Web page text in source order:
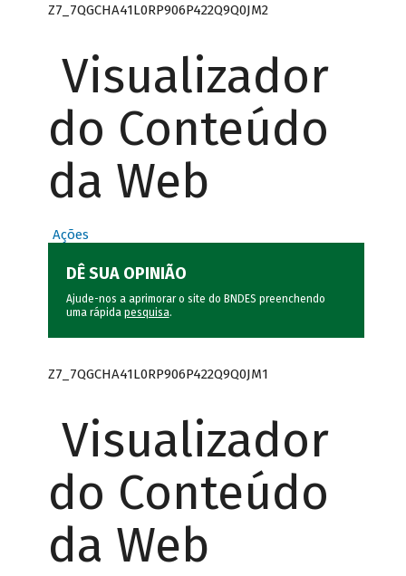
Z7_7QGCHA41L0RP906P422Q9Q0JM2
Visualizador
do Conteúdo
da Web
Ações
DÊ SUA OPINIÃO
Ajude-nos a aprimorar o site do BNDES preenchendo
uma rápida pesquisa.
Z7_7QGCHA41L0RP906P422Q9Q0JM1
Visualizador
do Conteúdo
da Web